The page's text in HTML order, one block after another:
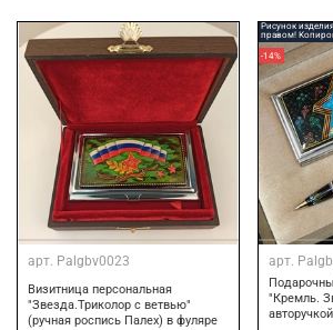
арт. Palgbv0023
Визитница персональная
"Звезда.Триколор с ветвью"
(ручная роспись Палех) в фуляре
Рисунок
правом!
-14%
арт.
"Кремль.